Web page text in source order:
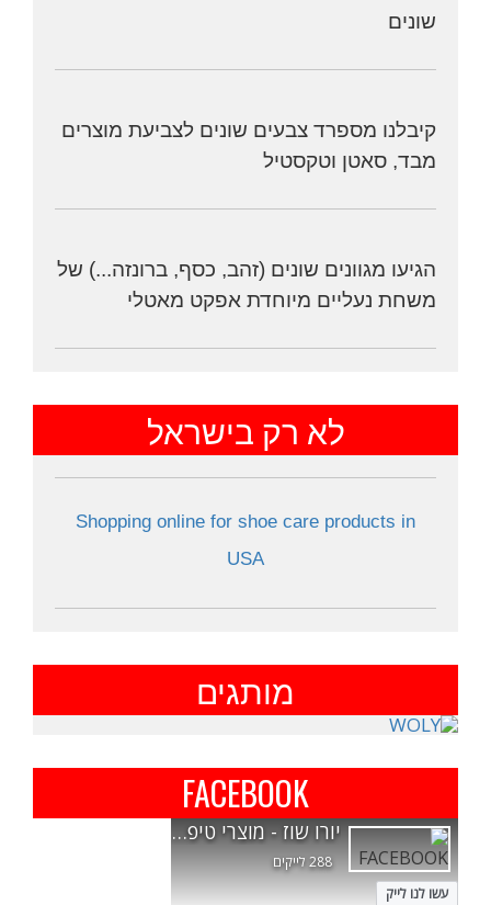
שונים
קיבלנו מספרד צבעים שונים לצביעת מוצרים
מבד, סאטן וטקסטיל
הגיעו מגוונים שונים (זהב, כסף, ברונזה...) של
משחת נעליים מיוחדת אפקט מאטלי
לא רק בישראל
Shopping online for shoe care products in
USA
מותגים
FACEBOOK
יורו שוז - מוצרי טיפול בנעליים מעור וזמש
288 לייקים
עשו לנו לייק